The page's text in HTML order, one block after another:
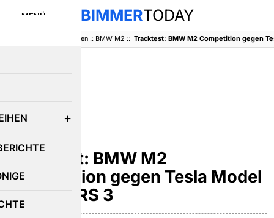
MENÜ BIMMERTODAY
Baureihen:: BMW M2 ::
Tracktest: BMW M2
Competition gegen Tesla Model
3 & Audi RS 3